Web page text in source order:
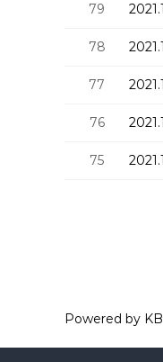
79
78
77
76
75
Powered by